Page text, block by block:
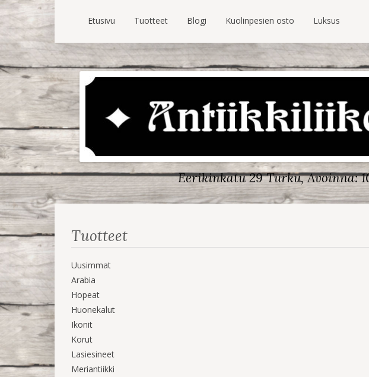
Etusivu Tuotteet Blogi Kuolinpesien osto Luksus
Eerikinkatu 29 Turku, Avoinna:
Tuotteet
Uusimmat
Arabia
Hopeat
Huonekalut
Ikonit
Korut
Lasiesineet
Meriantiikki